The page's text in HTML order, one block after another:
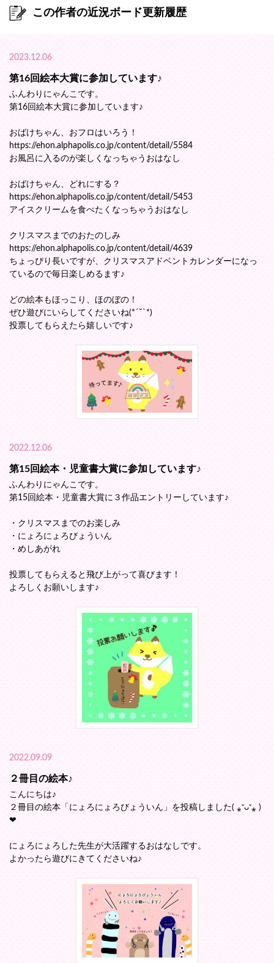
この作者の近況ボード更新履歴
2023.12.06
第16回絵本大賞に参加しています♪
ふんわりにゃんこです。
第16回絵本大賞に参加しています♪
おばけちゃん、おフロはいろう！
https://ehon.alphapolis.co.jp/content/detail/5584
お風呂に入るのが楽しくなっちゃうおはなし
おばけちゃん、どれにする？
https://ehon.alphapolis.co.jp/content/detail/5453
アイスクリームを食べたくなっちゃうおはなし
クリスマスまでのおたのしみ
https://ehon.alphapolis.co.jp/content/detail/4639
ちょっぴり長いですが、クリスマスアドベントカレンダーになっ
ているので毎日楽しめるます♪
どの絵本もほっこり、ほのぼの！
ぜひ遊びにいらしてくださいね(*´˘`*)
投票してもらえたら嬉しいです♪
2022.12.06
第15回絵本・児童書大賞に参加しています♪
ふんわりにゃんこです。
第15回絵本・児童書大賞に３作品エントリーしています♪
・クリスマスまでのお楽しみ
・にょろにょろびょういん
・めしあがれ
投票してもらえると飛び上がって喜びます！
よろしくお願いします♪
2022.09.09
２冊目の絵本♪
こんにちは♪
２冊目の絵本「にょろにょろびょういん」を投稿しました( ⁎ᵕᴗᵕ⁎ )
❤︎
にょろにょろした先生が大活躍するおはなしです。
よかったら遊びにきてくださいね♪